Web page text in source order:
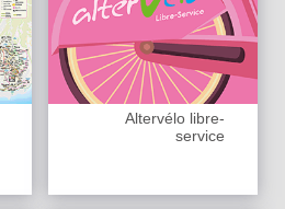
Altervélo libre-
service